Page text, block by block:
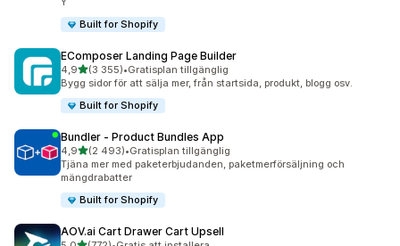
Built for Shopify
EComposer Landing Page Builder
4,9av 5 stjärnor
(3 355)
3355 recensioner totalt
•Gratisplan tillgänglig
Bygg sidor för att sälja mer, från startsida, produkt, blogg osv.
Built for Shopify
Bundler ‑ Product Bundles App
4,9av 5 stjärnor
(2 493)
2493 recensioner totalt
•Gratisplan tillgänglig
Tjäna mer med paketerbjudanden, paketmerförsäljning och
mängdrabatter
Built for Shopify
AOV.ai Cart Drawer Cart Upsell